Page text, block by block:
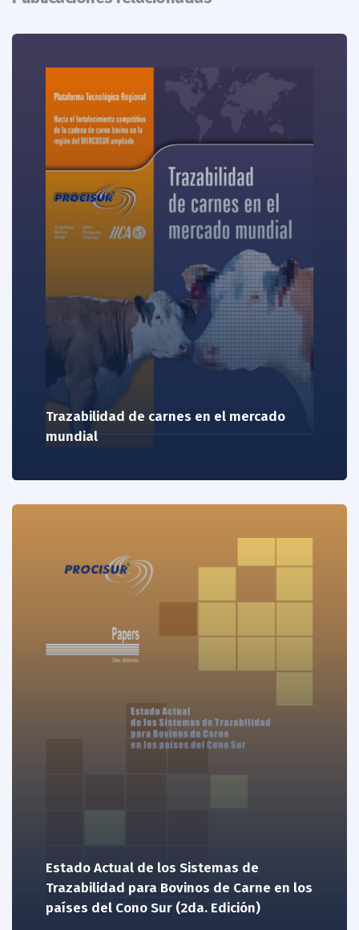
Trazabilidad de carnes en el mercado
mundial
Estado Actual de los Sistemas de
Trazabilidad para Bovinos de Carne en los
países del Cono Sur (2da. Edición)